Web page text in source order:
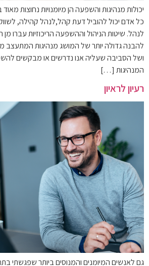
יכולות מנהיגות והשפעה הן מיומנויות נחוצות
כל אדם יכול להוביל דעת קהל,לנהל קהילה,
לנהל. שיטות הניהול וההשפעה הריכוזיות עברו מן
להבנה גדולה יותר של המושג מנהיגות
ושל הסביבה שעליה אנו נדרשים או מבקשים
המנהיגות […]
רעיון לראיון
גם לאנשים המיומנים והמנוסים ביותר שפגשתי